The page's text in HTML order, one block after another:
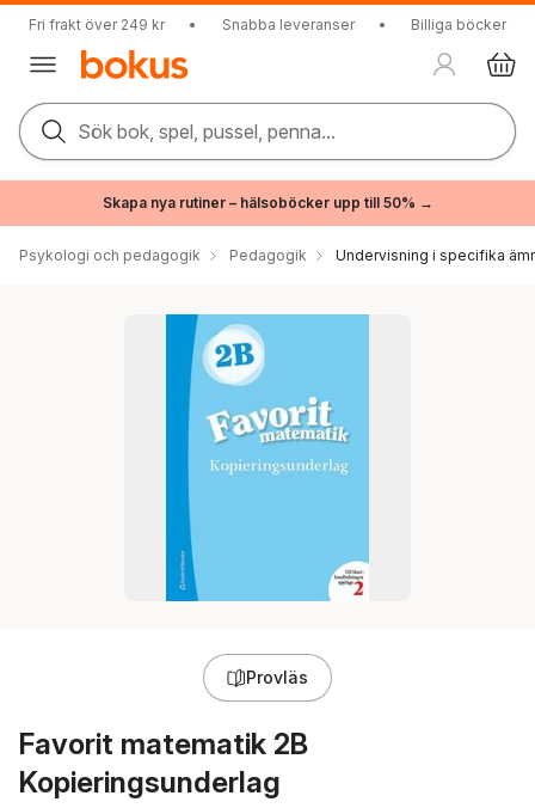
Fri frakt över 249 kr • Snabba leveranser • Billiga böcker
Sök bok, spel, pussel, penna...
Skapa nya rutiner – hälsoböcker upp till 50% →
Psykologi och pedagogik Pedagogik Undervisning i specifika
Provläs
Favorit matematik 2B
Kopieringsunderlag